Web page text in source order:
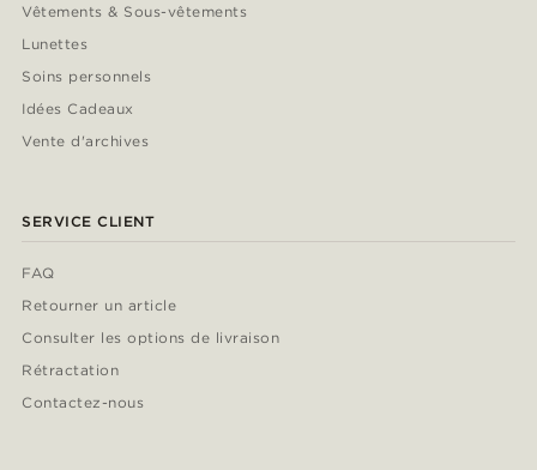
Vêtements & Sous-vêtements
Lunettes
Soins personnels
Idées Cadeaux
Vente d'archives
SERVICE CLIENT
FAQ
Retourner un article
Consulter les options de livraison
Rétractation
Contactez-nous